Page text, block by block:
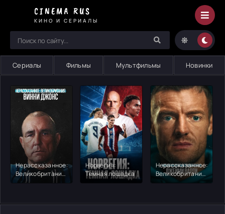
Спортивные
смотрите
онлайн
на
Cinema
Rus
CINEMA RUS
КИНО И СЕРИАЛЫ
Сериалы Фильмы Мультфильмы Новинки
Нерассказанное:
Великобритания.
Винни Джонс
Норвегия:
Темная лошадка
Нерассказанное:
Великобритания.
Джейми Варди